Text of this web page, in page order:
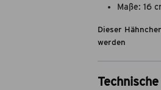
Maße: 16
Dieser
werden